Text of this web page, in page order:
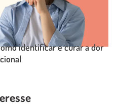
identificar e curar a dor